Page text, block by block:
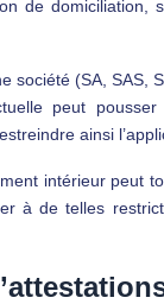
de
société (SA, SAS,
peut
ainsi
intérieur peut
à de telles